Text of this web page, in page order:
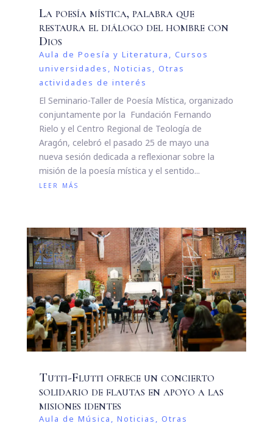
La poesía mística, palabra que
restaura el diálogo del hombre con
Dios
Aula de Poesía y Literatura , Cursos
universidades , Noticias , Otras
actividades de interés
El Seminario-Taller de Poesía Mística, organizado
conjuntamente por la Fundación Fernando
Rielo y el Centro Regional de Teología de
Aragón, celebró el pasado 25 de mayo una
nueva sesión dedicada a reflexionar sobre la
misión de la poesía mística y el sentido...
leer más
Tutti-Flutti ofrece un concierto
solidario de flautas en apoyo a las
misiones identes
Aula de Música , Noticias , Otras